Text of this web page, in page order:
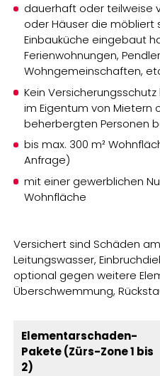
dauerhaft oder teilweise
oder Häuser die möbliert
Einbauküche eingebaut
Ferienwohnungen,
Wohngemeinschaften,
Kein
im Eigentum von Mietern
beherbergten Personen
bis max. 300 m²
Anfrage)
mit einer gewerblichen
Wohnfläche
Versichert sind Schäden
Leitungswasser,
optional gegen weitere
Überschwemmung,
Elementarschaden-
Pakete (Zürs-Zone 1 bis
2)